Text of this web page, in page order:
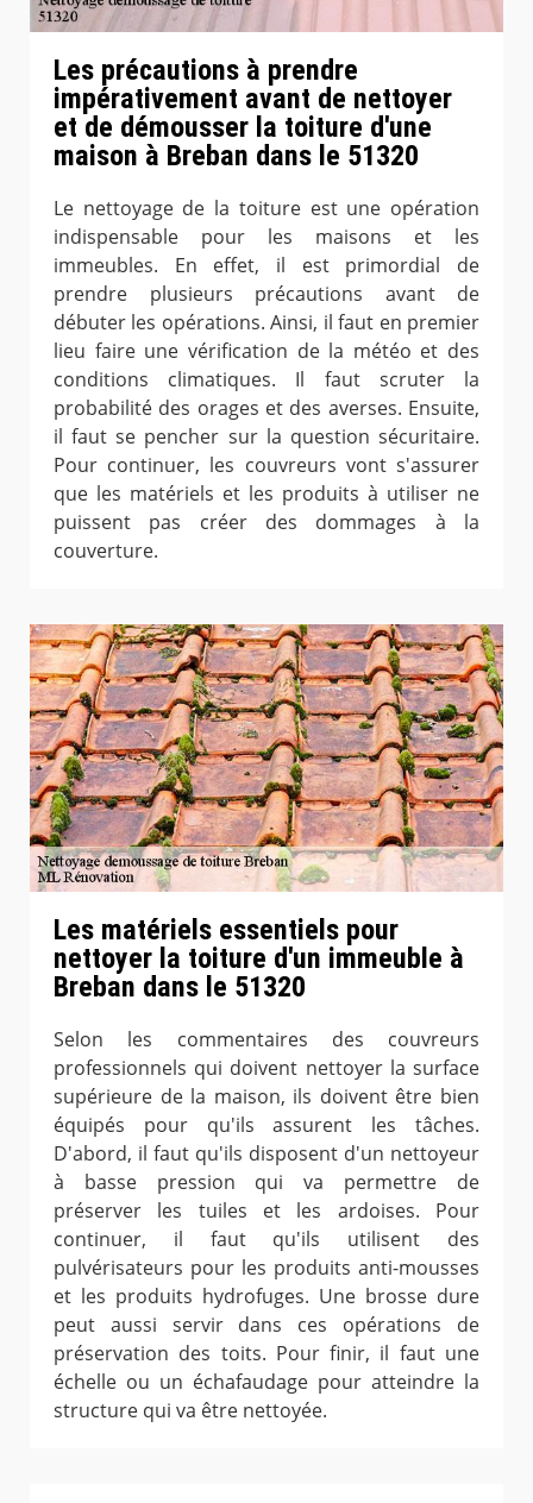
Les précautions à prendre
impérativement avant de nettoyer
et de démousser la toiture d'une
maison à Breban dans le 51320
Le nettoyage de la toiture est une opération
indispensable pour les maisons et les
immeubles. En effet, il est primordial de
prendre plusieurs précautions avant de
débuter les opérations. Ainsi, il faut en premier
lieu faire une vérification de la météo et des
conditions climatiques. Il faut scruter la
probabilité des orages et des averses. Ensuite,
il faut se pencher sur la question sécuritaire.
Pour continuer, les couvreurs vont s'assurer
que les matériels et les produits à utiliser ne
puissent pas créer des dommages à la
couverture.
Les matériels essentiels pour
nettoyer la toiture d'un immeuble à
Breban dans le 51320
Selon les commentaires des couvreurs
professionnels qui doivent nettoyer la surface
supérieure de la maison, ils doivent être bien
équipés pour qu'ils assurent les tâches.
D'abord, il faut qu'ils disposent d'un nettoyeur
à basse pression qui va permettre de
préserver les tuiles et les ardoises. Pour
continuer, il faut qu'ils utilisent des
pulvérisateurs pour les produits anti-mousses
et les produits hydrofuges. Une brosse dure
peut aussi servir dans ces opérations de
préservation des toits. Pour finir, il faut une
échelle ou un échafaudage pour atteindre la
structure qui va être nettoyée.